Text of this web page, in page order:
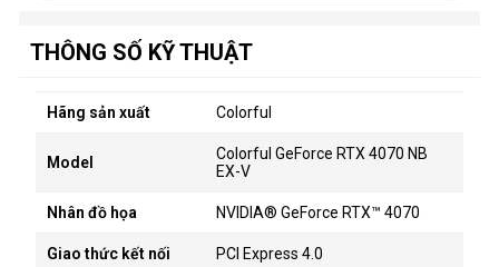
THÔNG SỐ KỸ THUẬT
Hãng sản xuất Colorful
Model
Colorful GeForce RTX 4070 NB
EX-V
Nhân đồ họa NVIDIA® GeForce RTX™ 4070
Giao thức kết nối PCI Express 4.0